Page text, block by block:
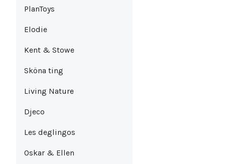
PlanToys
Elodie
Kent & Stowe
Sköna ting
Living Nature
Djeco
Les deglingos
Oskar & Ellen